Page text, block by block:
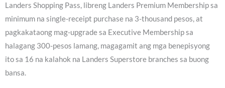
Landers Shopping Pass, libreng Landers Premium Membership sa
minimum na single-receipt purchase na 3-thousand pesos, at
pagkakataong mag-upgrade sa Executive Membership sa
halagang 300-pesos lamang, magagamit ang mga benepisyong
ito sa 16 na kalahok na Landers Superstore branches sa buong
bansa.